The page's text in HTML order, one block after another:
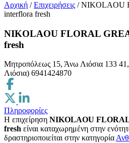
Αρχική / Επιχειρήσεις / NIKOLAOU
interflora fresh
NIKOLAOU FLORAL
fresh
Μητροπόλεως 15, Άνω Λιόσια 133
Λιόσια) 6941424870
Πληροφορίες
Η επιχείρηση NIKOLAOU
fresh είναι καταχωρημένη στην
δραστηριοποιείται στην κατηγορία